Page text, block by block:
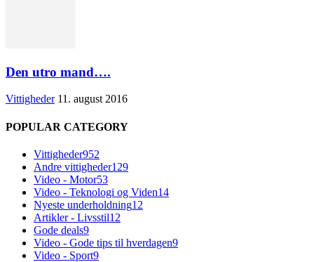
Den utro mand….
Vittigheder 11. august 2016
POPULAR CATEGORY
Vittigheder952
Andre vittigheder129
Video - Motor53
Video - Teknologi og Viden14
Nyeste underholdning12
Artikler - Livsstil12
Gode deals9
Video - Gode tips til hverdagen9
Video - Sport9